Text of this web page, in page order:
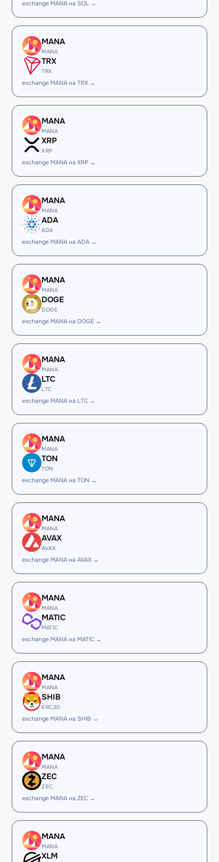
exchange MANA на SOL →
MANA
MANA
TRX
TRX
exchange MANA на TRX →
MANA
MANA
XRP
XRP
exchange MANA на XRP →
MANA
MANA
ADA
ADA
exchange MANA на ADA →
MANA
MANA
DOGE
DOGE
exchange MANA на DOGE →
MANA
MANA
LTC
LTC
exchange MANA на LTC →
MANA
MANA
TON
TON
exchange MANA на TON →
MANA
MANA
AVAX
AVAX
exchange MANA на AVAX →
MANA
MANA
MATIC
MATIC
exchange MANA на MATIC →
MANA
MANA
SHIB
ERC20
exchange MANA на SHIB →
MANA
MANA
ZEC
ZEC
exchange MANA на ZEC →
MANA
MANA
XLM